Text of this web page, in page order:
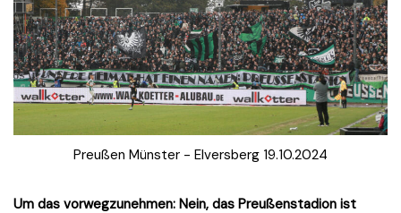
Preußen Münster - Elversberg 19.10.2024
Um das vorwegzunehmen: Nein, das Preußenstadion ist